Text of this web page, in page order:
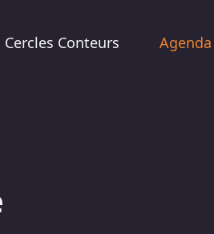
Conteurs Agenda